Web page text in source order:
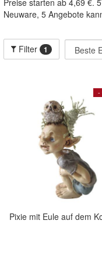
Preise starten ab 4,69 €.
Neuware, 5 Angebote
Filter 1
-
Pixie mit Eule auf dem